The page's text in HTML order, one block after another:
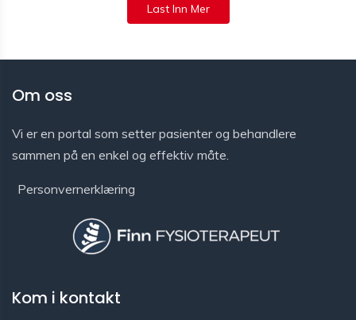
Last Inn Mer
Om oss
Vi er en portal som setter pasienter og behandlere
sammen på en enkel og effektiv måte.
Personvernerklæring
Kom i kontakt